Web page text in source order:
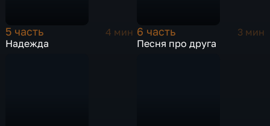
5 часть
4 мин
Надежда
6 часть
3 мин
Песня про друга